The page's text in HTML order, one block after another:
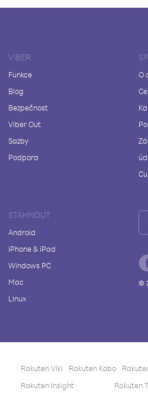
VIBER
Funkce
Blog
Bezpečnost
Viber Out
Sazby
Podpora
O
STÁHNOUT
Android
iPhone & iPad
Windows PC
Mac
Linux
©
Rakuten Viki Rakuten Kobo
Rakuten Insight
Rakuten